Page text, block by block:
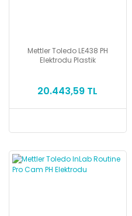
Mettler Toledo LE438 PH
Elektrodu Plastik
20.443,59 TL